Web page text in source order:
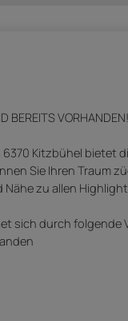
BEREITS VORHANDEN!
Kitzbühel bietet
Sie Ihren Traum
zu allen
sich durch folgende